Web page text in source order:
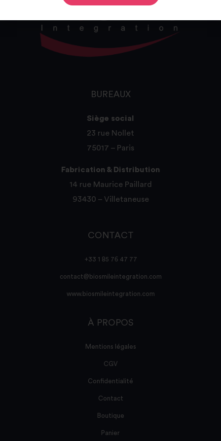
BUREAUX
Siège social
23 rue Nollet
75017 – Paris
Fabrication & Distribution
14 rue Maurice Paillard
93430 – Villetaneuse
CONTACT
+33 1 85 76 47 77
contact@biosmileintegration.com
www.biosmileintegration.com
À PROPOS
Mentions légales
CGV
Confidentialité
Contact
Boutique
Panier